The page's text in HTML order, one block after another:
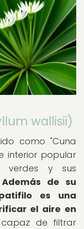
wallisii)
como "Cuna
interior popular
verdes y sus
Además de su
es una
el aire en
de filtrar